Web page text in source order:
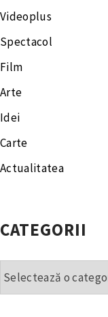
Videoplus
Spectacol
Film
Arte
Idei
Carte
Actualitatea
CATEGORII